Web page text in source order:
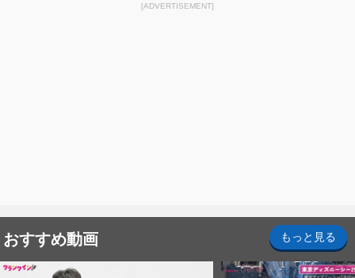
[ADVERTISEMENT]
おすすめ動画 もっと見る